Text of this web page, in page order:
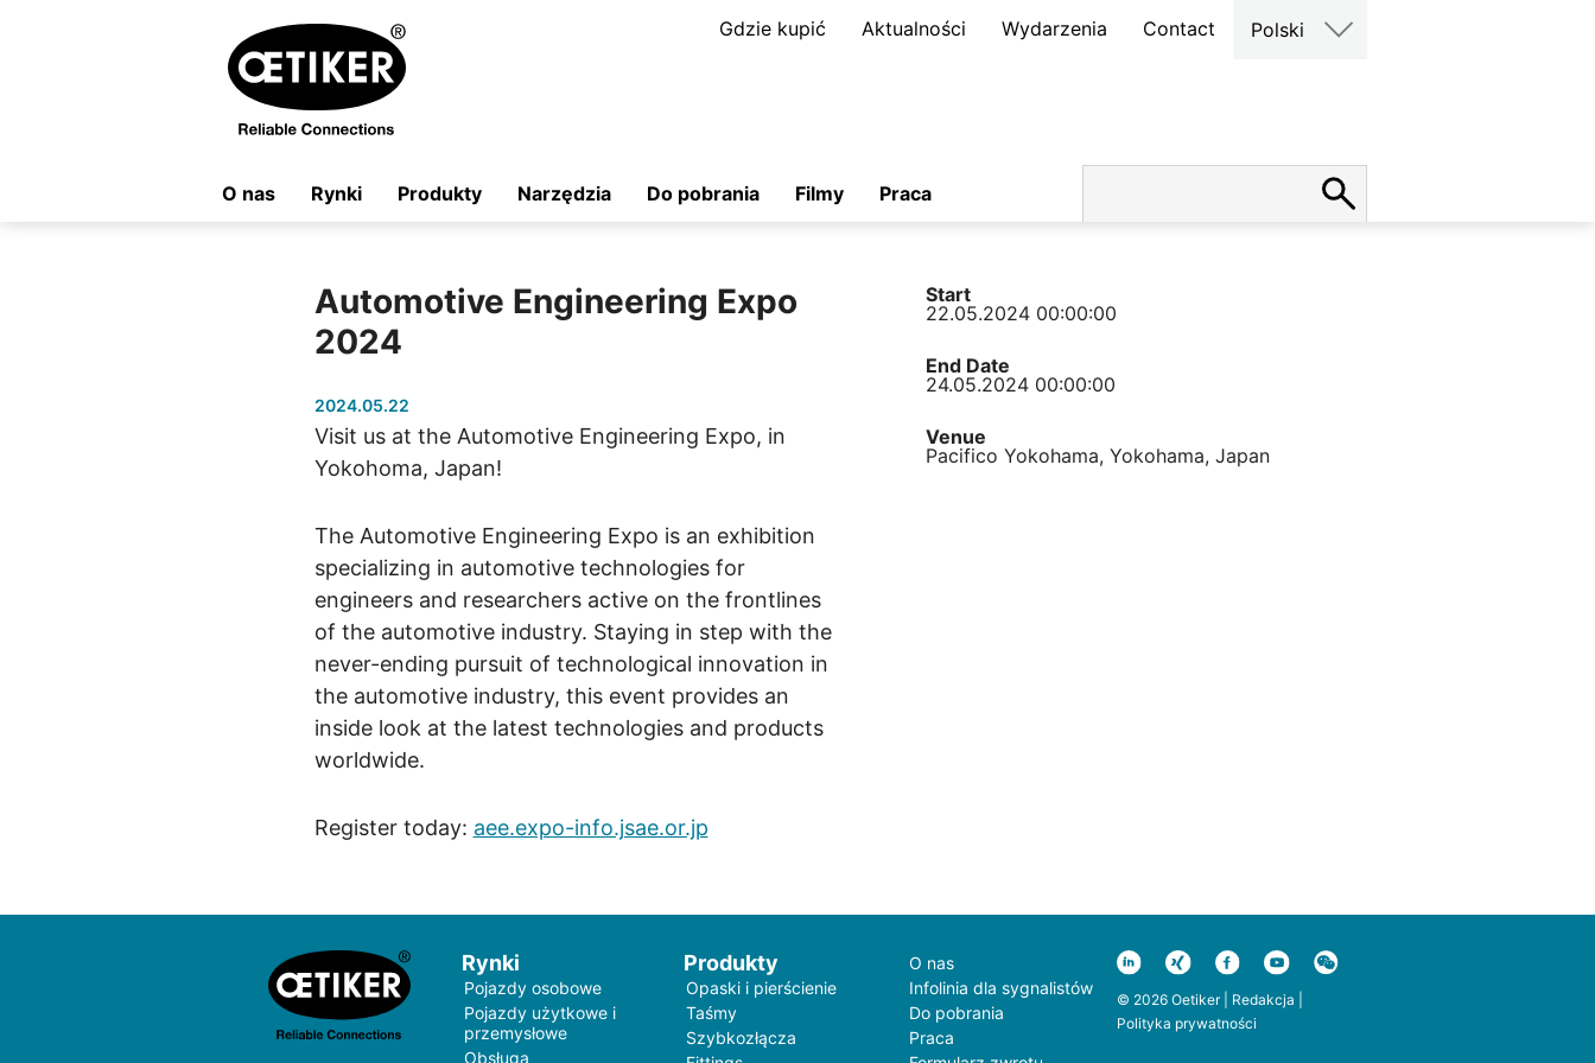
Gdzie kupić Aktualności Wydarzenia Contact Polski
O nas Rynki Produkty Narzędzia Do pobrania Filmy Praca
Automotive Engineering Expo
2024
2024.05.22
Visit us at the Automotive Engineering Expo, in
Yokohoma, Japan!
The Automotive Engineering Expo is an exhibition
specializing in automotive technologies for
engineers and researchers active on the frontlines
of the automotive industry. Staying in step with the
never-ending pursuit of technological innovation in
the automotive industry, this event provides an
inside look at the latest technologies and products
worldwide.
Register today: aee.expo-info.jsae.or.jp
Start
22.05.2024 00:00:00
End Date
24.05.2024 00:00:00
Venue
Pacifico Yokohama, Yokohama, Japan
Rynki
Pojazdy osobowe
Pojazdy użytkowe i
przemysłowe
Obsługa
Produkty
Opaski i pierścienie
Taśmy
Szybkozłącza
O nas
Infolinia dla sygnalistów
Do pobrania
Praca
© 2026 Oetiker | Redakcja
Polityka prywatności